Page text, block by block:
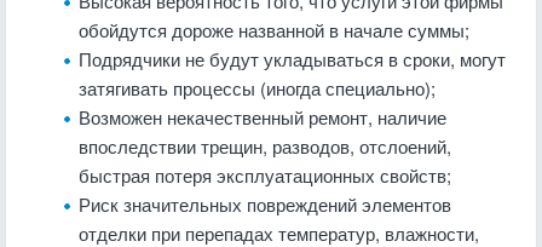
обойдутся дороже названной в начале суммы;
Подрядчики не будут укладываться в сроки, могут
затягивать процессы (иногда специально);
Возможен некачественный ремонт, наличие
впоследствии трещин, разводов, отслоений,
быстрая потеря эксплуатационных свойств;
Риск значительных повреждений элементов
отделки при перепадах температур, влажности,